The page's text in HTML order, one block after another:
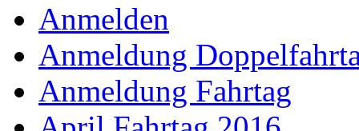
Anmelden
Anmeldung
Anmeldung Fahrtag